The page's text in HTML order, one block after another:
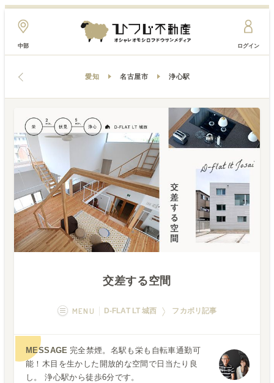
中部 ログイン
愛知 名古屋市 浄心駅
交差する空間
MENU D-FLAT LT 城西 フカボリ記事
空室状況 運営者
MESSAGE 完全禁煙。名駅も栄も自転車通勤可
能！木目を生かした開放的な空間で日当たり良
し。 浄心駅から徒歩6分です。